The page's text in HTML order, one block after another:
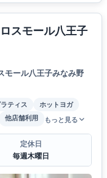
スモール八王子
モール八王子みなみ野
ティス
ホットヨガ
他店舗利用 もっと見る
定休日
毎週木曜日